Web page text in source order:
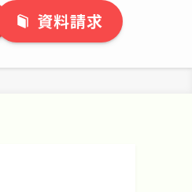
資料請求